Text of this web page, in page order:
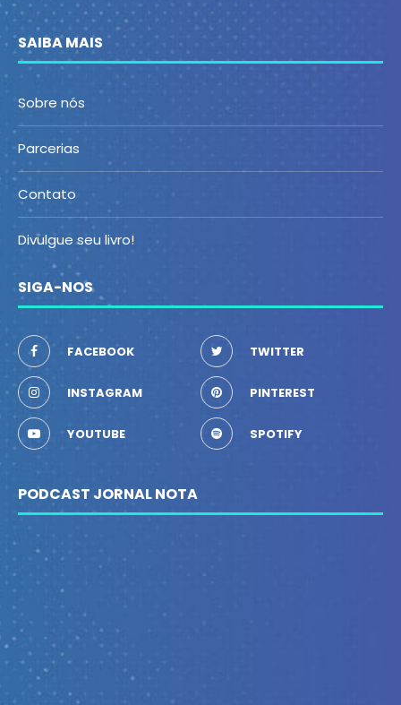
SAIBA MAIS
Sobre nós
Parcerias
Contato
Divulgue seu livro!
SIGA-NOS
FACEBOOK TWITTER
INSTAGRAM PINTEREST
YOUTUBE SPOTIFY
PODCAST JORNAL NOTA